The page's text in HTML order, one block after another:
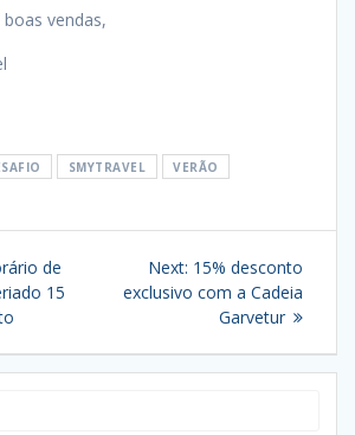
vendas,
SMYTRAVEL VERÃO
de
15
Next: Next
post:
15% desconto
exclusivo com a Cadeia
Garvetur